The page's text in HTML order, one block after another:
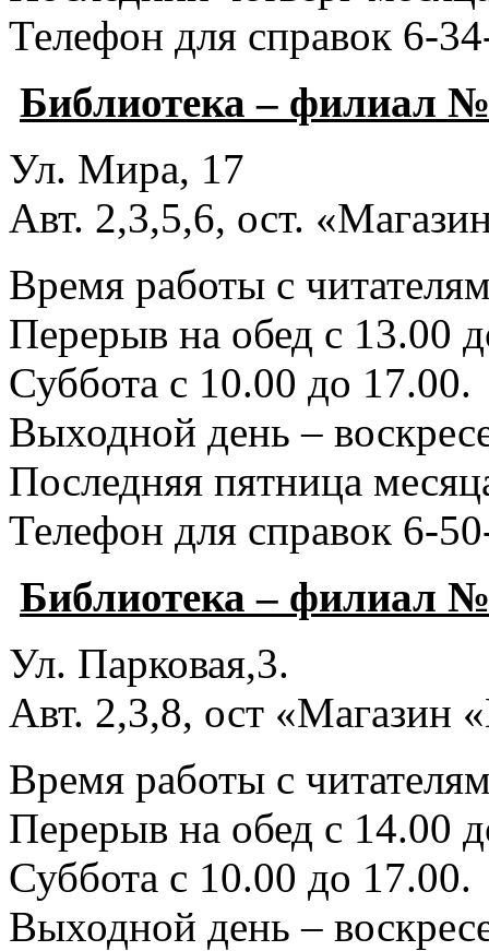
Телефон для справок 6-
Библиотека – филиал
Ул. Мира, 17
Авт. 2,3,5,6, ост.
Время работы с
Перерыв на обед с 13.00
Суббота с 10.00 до 17.00.
Выходной день –
Последняя пятница
Телефон для справок 6-
Библиотека – филиал
Ул. Парковая,3.
Авт. 2,3,8, ост «Магазин
Время работы с
Перерыв на обед с 14.00
Суббота с 10.00 до 17.00.
Выходной день –